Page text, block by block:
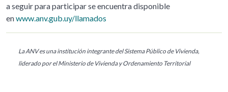
a seguir para participar se encuentra disponible
enwww.anv.gub.uy/llamados
La ANV es una institución integrante del Sistema Público de Vivienda,
liderado por el Ministerio de Vivienda y Ordenamiento Territorial